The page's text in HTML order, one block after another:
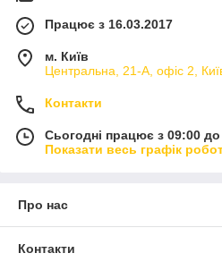
Працює з 16.03.2017
м. Київ
Центральна, 21-А, офіс 2,
Контакти
Сьогодні працює з 09:00
Показати весь графік
Про нас
Контакти